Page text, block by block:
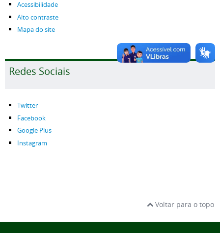
Acessibilidade
Alto contraste
Mapa do site
Redes Sociais
Twitter
Facebook
Google Plus
Instagram
Voltar para o topo